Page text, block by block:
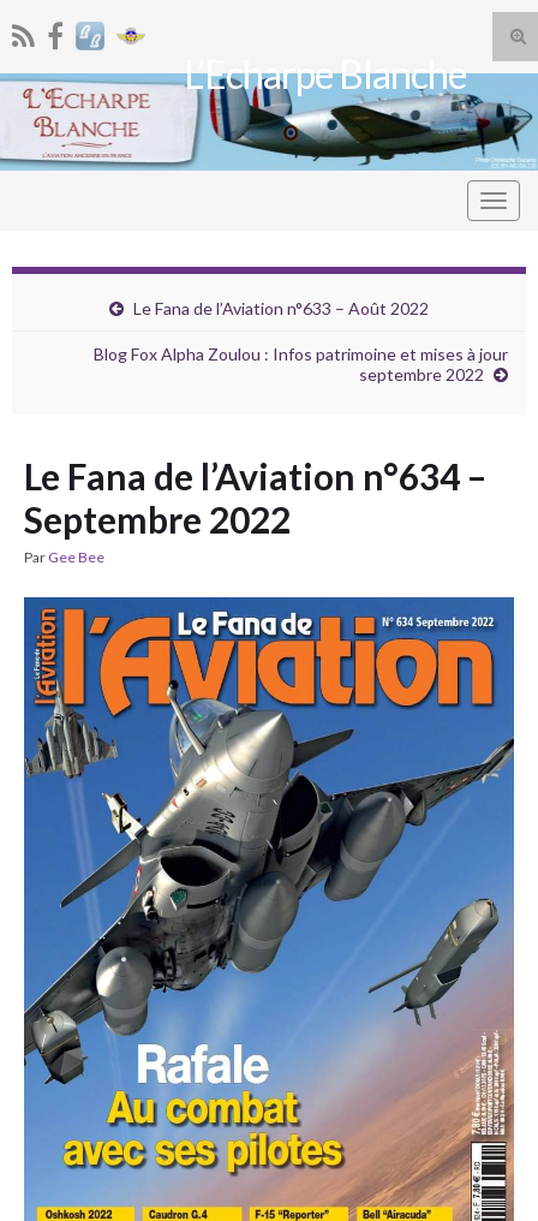
Search for:L’Echarpe Blanche
Le Fana de l’Aviation n°633 – Août 2022
Blog Fox Alpha Zoulou : Infos patrimoine et mises à jour
septembre 2022
Le Fana de l’Aviation n°634 –
Septembre 2022
Par Gee Bee